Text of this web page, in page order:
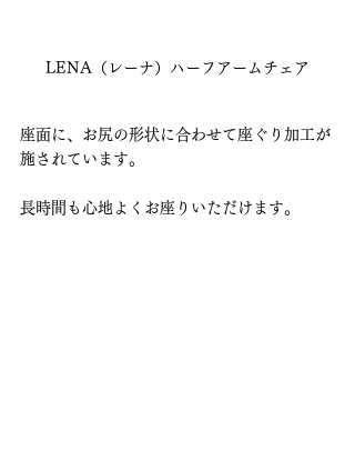
LENA（レーナ）ハーフアームチェア
座面に、お尻の形状に合わせて座ぐり加工が
施されています。
長時間も心地よくお座りいただけます。